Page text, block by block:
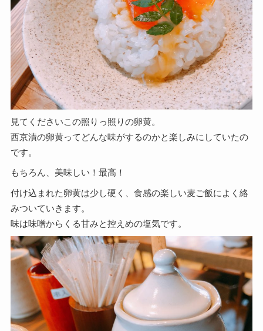
見てくださいこの照りっ照りの卵黄。
西京漬の卵黄ってどんな味がするのかと楽しみにしていたの
です。
もちろん、美味しい！最高！
付け込まれた卵黄は少し硬く、食感の楽しい麦ご飯によく絡
みついていきます。
味は味噌からくる甘みと控えめの塩気です。